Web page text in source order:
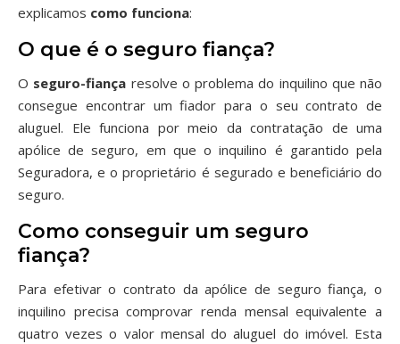
explicamos como funciona:
O que é o seguro fiança?
O seguro-fiança resolve o problema do inquilino que não
consegue encontrar um fiador para o seu contrato de
aluguel. Ele funciona por meio da contratação de uma
apólice de seguro, em que o inquilino é garantido pela
Seguradora, e o proprietário é segurado e beneficiário do
seguro.
Como conseguir um seguro
fiança?
Para efetivar o contrato da apólice de seguro fiança, o
inquilino precisa comprovar renda mensal equivalente a
quatro vezes o valor mensal do aluguel do imóvel. Esta